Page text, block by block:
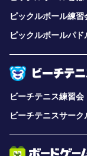
ピックルボール練習
ピックルボールパド
ビーチテニス練習会
ビーチテニスサーク